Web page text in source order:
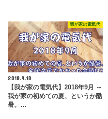
我が家の電気代
2018.9.18
【我が家の電気代】2018年9月 ～
我が家の初めての夏、というか酷
暑。…